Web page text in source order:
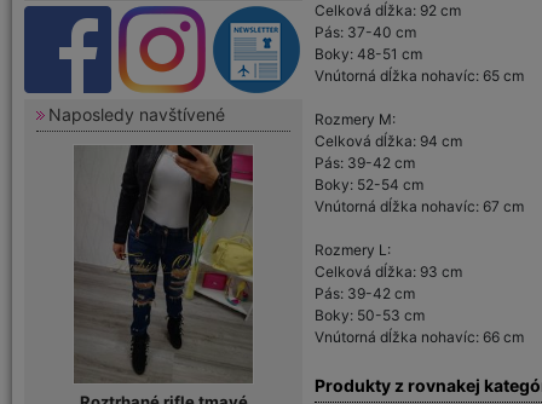
Naposledy navštívené
Celková dĺžka: 92 cm
Pás: 37-40 cm
Boky: 48-51 cm
Vnútorná dĺžka nohavíc: 65 cm
Rozmery M:
Celková dĺžka: 94 cm
Pás: 39-42 cm
Boky: 52-54 cm
Vnútorná dĺžka nohavíc: 67 cm
Rozmery L:
Celková dĺžka: 93 cm
Pás: 39-42 cm
Boky: 50-53 cm
Vnútorná dĺžka nohavíc: 66 cm
Produkty z rovnakej